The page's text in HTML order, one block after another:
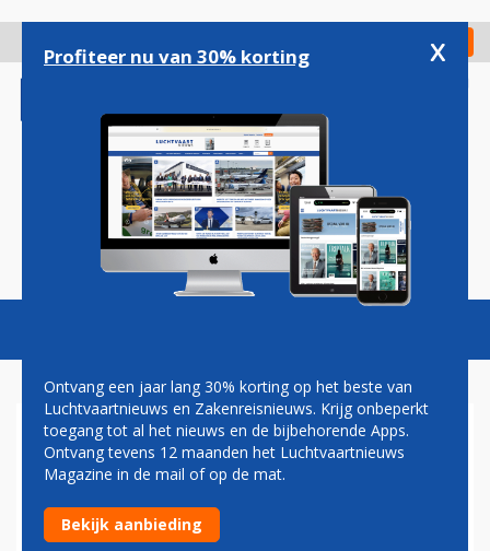
gaan
Check in
Magazine Podcasts Vacatures
KLM-TOPMAN HAALT
NIEUWSTE EMBRAER E195-
E2 OP IN BRAZILIË
Profiteer nu van 30% korting x
Ontvang een jaar lang 30% korting op het beste van
Luchtvaartnieuws en Zakenreisnieuws. Krijg onbeperkt
toegang tot al het nieuws en de bijbehorende Apps.
Ontvang tevens 12 maanden het Luchtvaartnieuws
Magazine in de mail of op de mat.
Bekijk aanbieding